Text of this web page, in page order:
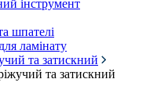
інструмент
шпателі
ламінату
та затискний
та затискний